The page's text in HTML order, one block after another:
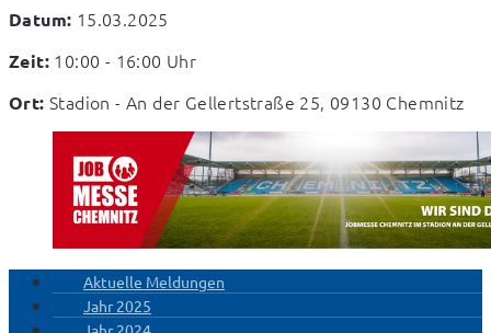
Datum: 15.03.2025
Zeit: 10:00 - 16:00 Uhr
Ort: Stadion - An der Gellertstraße 25, 09130 Chemnitz
Aktuelle Meldungen
Jahr 2025